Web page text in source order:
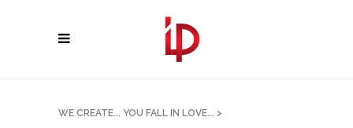
WE CREATE... YOU FALL IN LOVE... >